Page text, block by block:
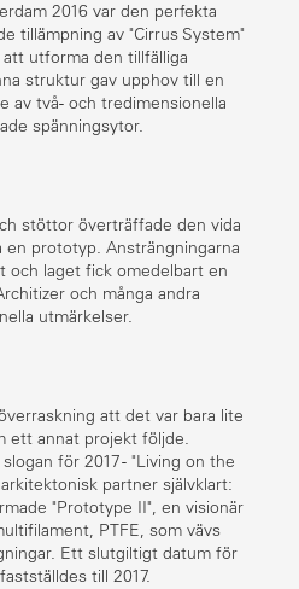
2016 var den perfekta
tillämpning av "Cirrus System"
utforma den tillfälliga
struktur gav upphov till en
av två- och tredimensionella
spänningsytor.
stöttor överträffade den vida
en prototyp. Ansträngningarna
och laget fick omedelbart en
och många andra
utmärkelser.
att det var bara lite
ett annat projekt följde.
för 2017 - "Living on the
partner självklart:
"Prototype II", en visionär
PTFE, som vävs
Ett slutgiltigt datum för
till 2017.